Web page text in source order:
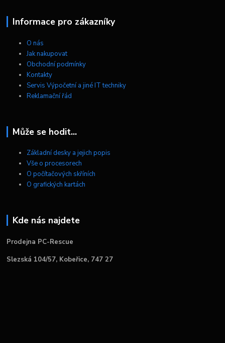
Informace pro zákazníky
O nás
Jak nakupovat
Obchodní podmínky
Kontakty
Servis Výpočetní a jiné IT techniky
Reklamační řád
Může se hodit...
Základní desky a jejich popis
Vše o procesorech
O počítačových skříních
O grafických kartách
Kde nás najdete
Prodejna PC-Rescue
Slezská 104/57, Kobeřice, 747 27